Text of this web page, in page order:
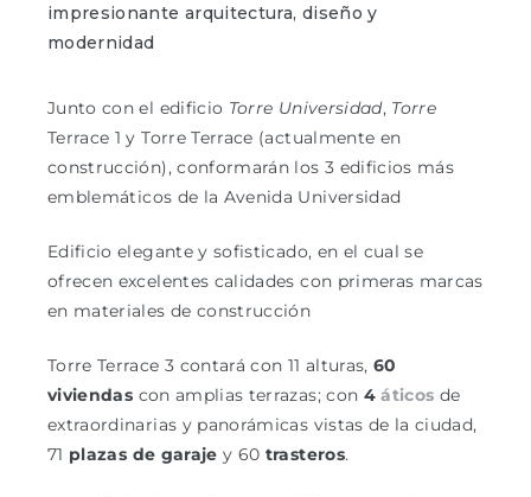
impresionante arquitectura, diseño y
modernidad
Junto con el edificio Torre Universidad, Torre
Terrace 1 y Torre Terrace (actualmente en
construcción), conformarán los 3 edificios más
emblemáticos de la Avenida Universidad
Edificio elegante y sofisticado, en el cual se
ofrecen excelentes calidades con primeras marcas
en materiales de construcción
Torre Terrace 3 contará con 11 alturas, 60
viviendas con amplias terrazas; con 4áticos de
extraordinarias y panorámicas vistas de la ciudad,
71 plazas de garaje y 60 trasteros.